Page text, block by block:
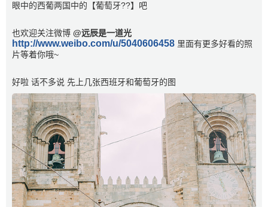
眼中的西葡两国中的【葡萄牙??】吧
也欢迎关注微博 @远辰是一道光
http://www.weibo.com/u/5040606458 里面有更多好看的照
片等着你哦~
好啦 话不多说 先上几张西班牙和葡萄牙的图